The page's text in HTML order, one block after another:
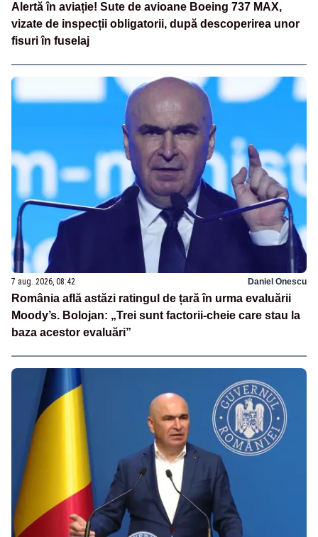
Alertă în aviație! Sute de avioane Boeing 737 MAX,
vizate de inspecții obligatorii, după descoperirea unor
fisuri în fuselaj
7 aug. 2026, 08:42 Daniel Onescu
România află astăzi ratingul de țară în urma evaluării
Moody’s. Bolojan: „Trei sunt factorii-cheie care stau la
baza acestor evaluări”